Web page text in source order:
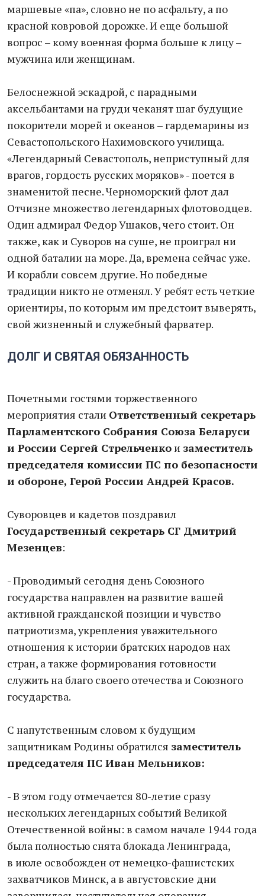
маршевые «па», словно не по асфальту, а по
красной ковровой дорожке. И еще большой
вопрос – кому военная форма больше к лицу –
мужчина или женщинам.
Белоснежной эскадрой, с парадными
аксельбантами на груди чеканят шаг будущие
покорители морей и океанов – гардемарины из
Севастопольского Нахимовского училища.
«Легендарный Севастополь, неприступный для
врагов, гордость русских моряков» - поется в
знаменитой песне. Черноморский флот дал
Отчизне множество легендарных флотоводцев.
Один адмирал Федор Ушаков, чего стоит. Он
также, как и Суворов на суше, не проиграл ни
одной баталии на море. Да, времена сейчас уже.
И корабли совсем другие. Но победные
традиции никто не отменял. У ребят есть четкие
ориентиры, по которым им предстоит выверять,
свой жизненный и служебный фарватер.
ДОЛГ И СВЯТАЯ ОБЯЗАННОСТЬ
Почетными гостями торжественного
мероприятия стали Ответственный секретарь
Парламентского Собрания Союза Беларуси
и России Сергей Стрельченко и заместитель
председателя комиссии ПС по безопасности
и обороне, Герой России Андрей Красов.
Суворовцев и кадетов поздравил
Государственный секретарь СГ Дмитрий
Мезенцев:
- Проводимый сегодня день Союзного
государства направлен на развитие вашей
активной гражданской позиции и чувство
патриотизма, укрепления уважительного
отношения к истории братских народов нах
стран, а также формирования готовности
служить на благо своего отечества и Союзного
государства.
С напутственным словом к будущим
защитникам Родины обратился заместитель
председателя ПС Иван Мельников:
- В этом году отмечается 80-летие сразу
нескольких легендарных событий Великой
Отечественной войны: в самом начале 1944 года
была полностью снята блокада Ленинграда,
в июле освобожден от немецко-фашистских
захватчиков Минск, а в августовские дни